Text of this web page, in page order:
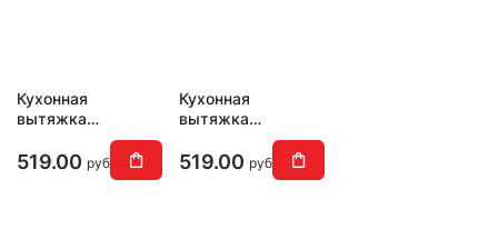
Кухонная
вытяжка
Crosby Power 50
519.00 руб
Кухонная
вытяжка
Crosby Power 50
519.00 руб